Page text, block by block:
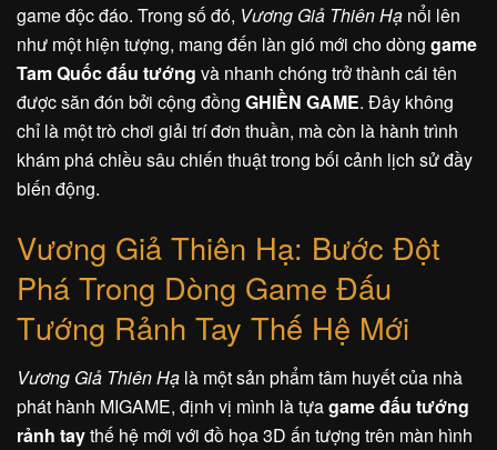
game độc đáo. Trong số đó, Vương Giả Thiên Hạ nổi lên
như một hiện tượng, mang đến làn gió mới cho dòng game
Tam Quốc đấu tướng và nhanh chóng trở thành cái tên
được săn đón bởi cộng đồng GHIỀN GAME. Đây không
chỉ là một trò chơi giải trí đơn thuần, mà còn là hành trình
khám phá chiều sâu chiến thuật trong bối cảnh lịch sử đầy
biến động.
Vương Giả Thiên Hạ: Bước Đột
Phá Trong Dòng Game Đấu
Tướng Rảnh Tay Thế Hệ Mới
Vương Giả Thiên Hạ là một sản phẩm tâm huyết của nhà
phát hành MIGAME, định vị mình là tựagame đấu tướng
rảnh taythế hệ mới với đồ họa 3D ấn tượng trên màn hình